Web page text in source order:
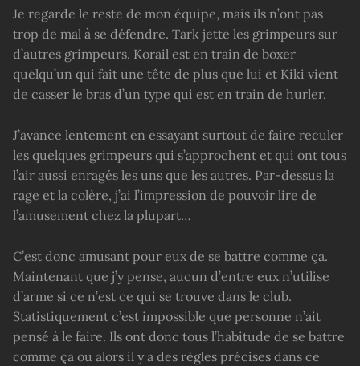
Je regarde le reste de mon équipe, mais ils n’ont pas
trop de mal à se défendre. Tark jette les grimpeurs sur
d’autres grimpeurs. Korail est en train de boxer
quelqu’un qui fait une tête de plus que lui et Kiki vient
de casser le bras d’un type qui est en train de hurler.
J’avance lentement en essayant surtout de faire reculer
les quelques grimpeurs qui s’approchent et qui ont tous
l’air aussi enragés les uns que les autres. Par-dessus la
rage et la colère, j’ai l’impression de pouvoir lire de
l’amusement chez la plupart…
C’est donc amusant pour eux de se battre comme ça.
Maintenant que j’y pense, aucun d’entre eux n’utilise
d’arme si ce n’est ce qui se trouve dans le club.
Statistiquement c’est impossible que personne n’ait
pensé à le faire. Ils ont donc tous l’habitude de se battre
comme ça ou alors il y a des règles précises dans ce